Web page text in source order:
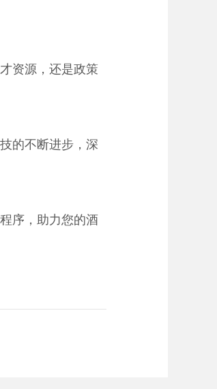
资源，还是政策
的不断进步，深
序，助力您的酒